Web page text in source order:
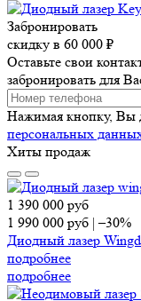
Забронировать
скидку в 60 000 ₽
Оставьте свои
забронировать для
Нажимая кнопку, Вы
персональных
Хиты продаж
1 390 000 руб
1 990 000 руб |–30%
Диодный лазер
подробнее
подробнее